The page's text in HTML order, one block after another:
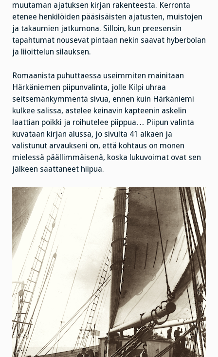
muutaman ajatuksen kirjan rakenteesta. Kerronta
etenee henkilöiden pääsisäisten ajatusten, muistojen
ja takaumien jatkumona. Silloin, kun preesensin
tapahtumat nousevat pintaan nekin saavat hyberbolan
ja liioittelun silauksen.
Romaanista puhuttaessa useimmiten mainitaan
Härkäniemen piipunvalinta, jolle Kilpi uhraa
seitsemänkymmentä sivua, ennen kuin Härkäniemi
kulkee salissa, astelee keinavin kapteenin askelin
laattian poikki ja roihutelee piippua… Piipun valinta
kuvataan kirjan alussa, jo sivulta 41 alkaen ja
valistunut arvaukseni on, että kohtaus on monen
mielessä päällimmäisenä, koska lukuvoimat ovat sen
jälkeen saattaneet hiipua.